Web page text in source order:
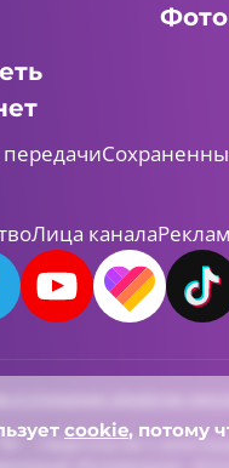
Лица канала
Свидетельство о
cookie, потому